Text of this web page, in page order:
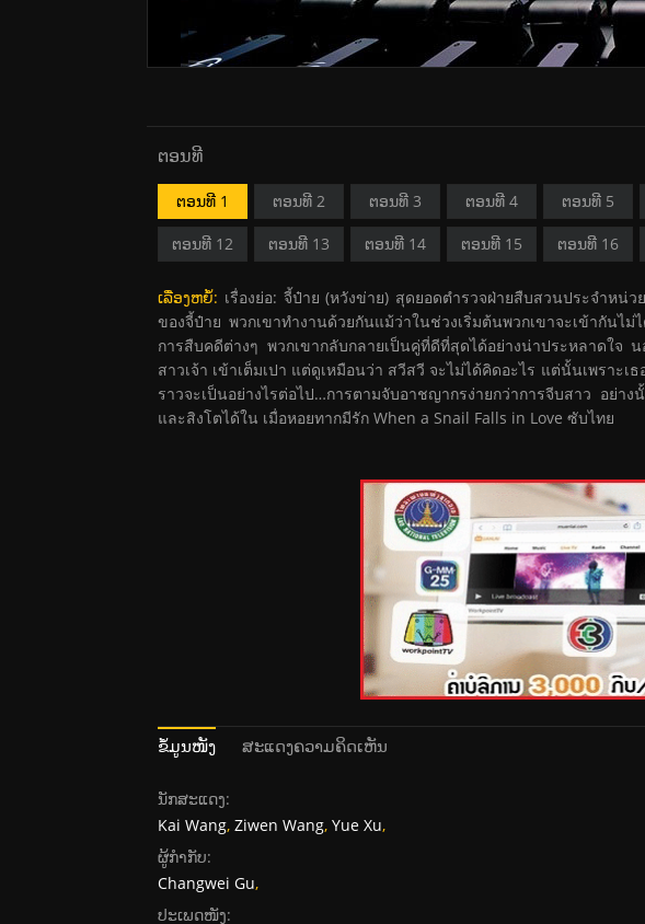
ຕອນທີ
ຕອນທີ 1 ຕອນທີ 2 ຕອນທີ 3 ຕອນທີ 4 ຕອນທີ 5
ຕອນທີ 12 ຕອນທີ 13 ຕອນທີ 14 ຕອນທີ 15 ຕອນທີ 16
ເລື່ອງຫຍໍ້: เรื่องย่อ: จี้ป๋าย (หวังข่าย) สุดยอดตำรวจฝ่ายสืบสวนประจำหน่
ของจี้ป๋าย พวกเขาทำงานด้วยกันแม้ว่าในช่วงเริ่มต้นพวกเขาจะเข้ากันไ
การสืบคดีต่างๆ พวกเขากลับกลายเป็นคู่ที่ดีที่สุดได้อย่างน่าประหลาดใจ
สาวเจ้า เข้าเต็มเปา แต่ดูเหมือนว่า สวีสวี จะไม่ได้คิดอะไร แต่นั้นเพราะ
ราวจะเป็นอย่างไรต่อไป…การตามจับอาชญากรง่ายกว่าการจีบสาว อย่
และสิงโตได้ใน เมื่อหอยทากมีรัก When a Snail Falls in Love ซับไทย
ຂໍ້ມູນໜັງ ສະແດງຄວາມຄິດເຫັນ
ນັກສະແດງ:
Kai Wang,Ziwen Wang,Yue Xu,
ຜູ້ກໍາກັບ:
Changwei Gu,
ປະເພດໜັງ: